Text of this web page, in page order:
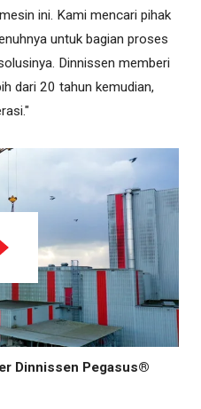
ini. Kami mencari pihak
untuk bagian proses
Dinnissen memberi
dari 20 tahun kemudian,
Dinnissen Pegasus®